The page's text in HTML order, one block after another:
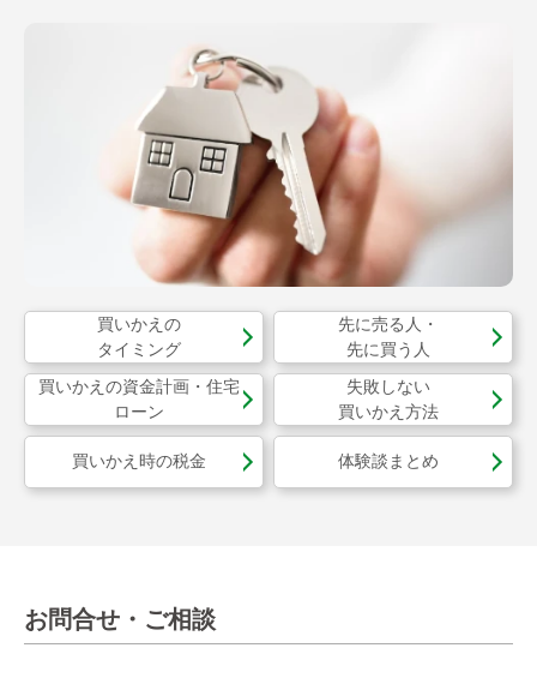
買いかえの
タイミング
先に売る人・
先に買う人
買いかえの資金計画・ 住宅
ローン
失敗しない
買いかえ方法
買いかえ時の税金 体験談まとめ
お問合せ・ご相談